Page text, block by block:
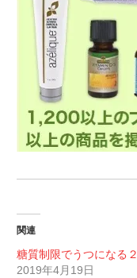
関連
糖質制限でうつになる２
2019年4月19日